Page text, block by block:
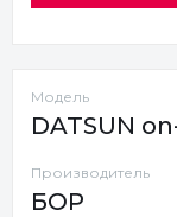
Модель
DATSUN
Производитель
БОР